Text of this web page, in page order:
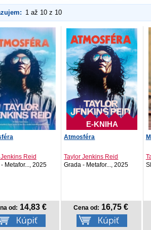
1 až 10 z 10
Reid
Metafor..., 2025
od: 14,83 €
E-KNIHA
Atmosféra
Taylor Jenkins Reid
Grada - Metafor..., 2025
Cena od: 16,75 €